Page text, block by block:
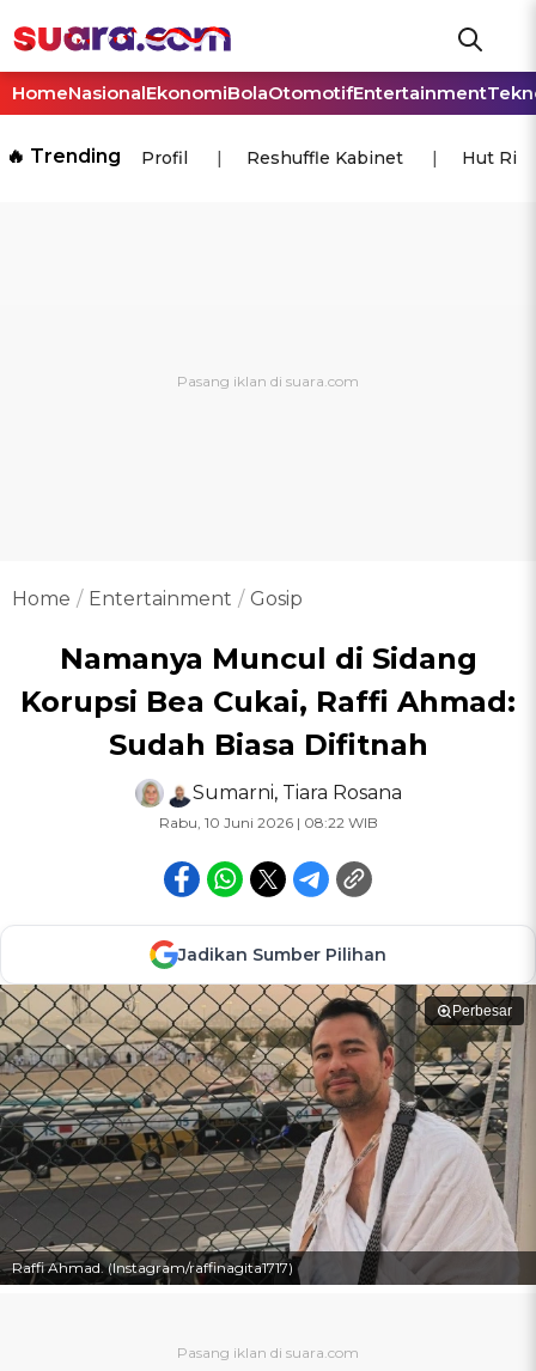
HomeNasionalEkonomiBolaOtomotifEntertainment
🔥 Trending Profil Reshuffle Kabinet Hut Ri
Home Entertainment Gosip
Namanya Muncul di Sidang
Korupsi Bea Cukai, Raffi Ahmad:
Sudah Biasa Difitnah
Sumarni, Tiara Rosana
Rabu, 10 Juni 2026 | 08:22 WIB
Jadikan Sumber Pilihan
Perbesar
Raffi Ahmad. (Instagram/raffinagita1717)